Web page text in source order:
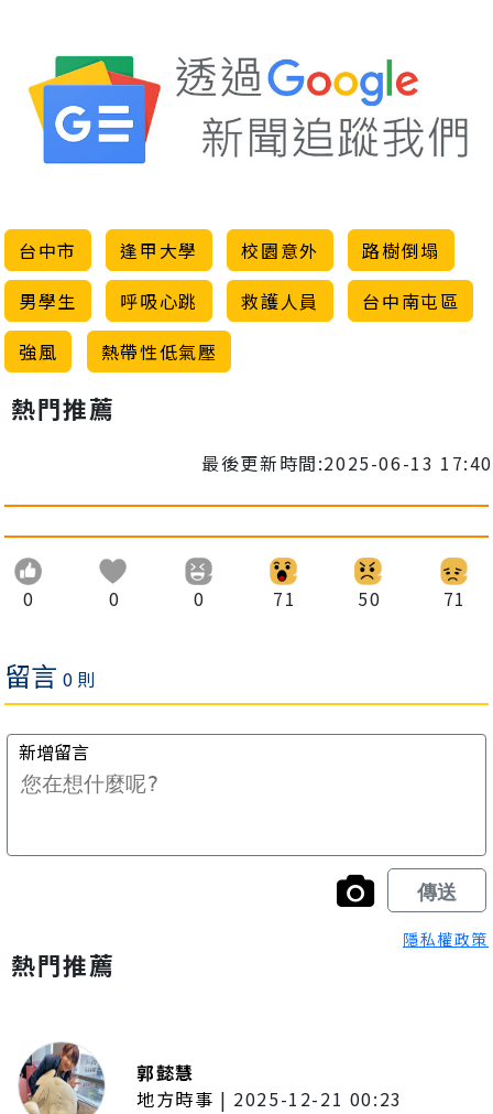
台中市 逢甲大學 校園意外
路樹倒塌
男學生
呼吸心跳 救護人員
台中南屯區
強風
熱帶性低氣壓
熱門推薦
最後更新時間:2025-06-13 17:40
0 0 0 71 50 71
隱私權政策
熱門推薦
郭懿慧
地方時事 | 2025-12-21 00:23